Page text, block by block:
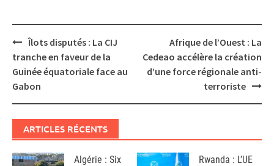
Post
navigation
Îlots disputés : La CIJ
tranche en faveur de la
Guinée équatoriale face au
Gabon
Afrique de l’Ouest : La
Cedeao accélère la création
d’une force régionale anti-
terroriste
ARTICLES RÉCENTS
Algérie : Six
Rwanda : L’UE